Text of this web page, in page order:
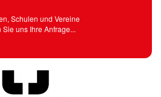
Schulen und Vereine
Sie uns Ihre Anfrage...